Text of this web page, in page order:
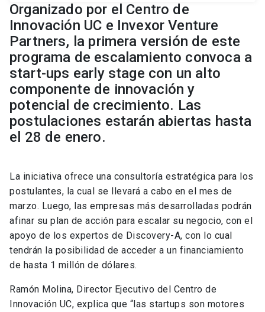
Organizado por el Centro de
Innovación UC e Invexor Venture
Partners, la primera versión de este
programa de escalamiento convoca a
start-ups early stage con un alto
componente de innovación y
potencial de crecimiento. Las
postulaciones estarán abiertas hasta
el 28 de enero.
La iniciativa ofrece una consultoría estratégica para los
postulantes, la cual se llevará a cabo en el mes de
marzo. Luego, las empresas más desarrolladas podrán
afinar su plan de acción para escalar su negocio, con el
apoyo de los expertos de Discovery-A, con lo cual
tendrán la posibilidad de acceder a un financiamiento
de hasta 1 millón de dólares.
Ramón Molina, Director Ejecutivo del Centro de
Innovación UC, explica que “las startups son motores